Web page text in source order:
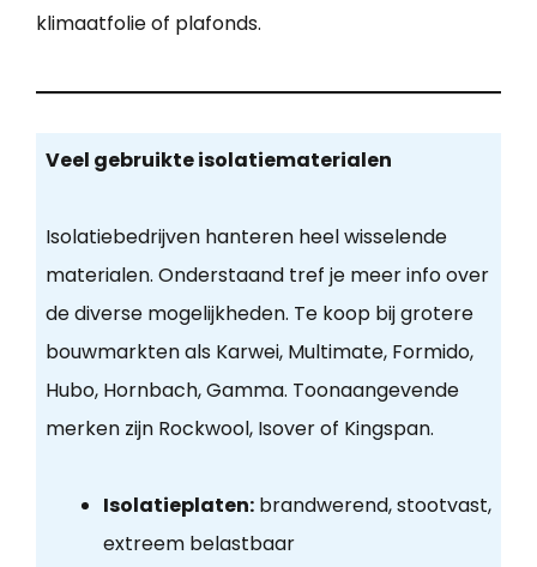
klimaatfolie of plafonds.
Veel gebruikte isolatiematerialen
Isolatiebedrijven hanteren heel wisselende
materialen. Onderstaand tref je meer info over
de diverse mogelijkheden. Te koop bij grotere
bouwmarkten als Karwei, Multimate, Formido,
Hubo, Hornbach, Gamma. Toonaangevende
merken zijn Rockwool, Isover of Kingspan.
Isolatieplaten:brandwerend, stootvast,
extreem belastbaar